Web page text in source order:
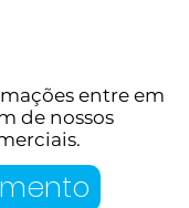
com
consultores
entre em
de nossos